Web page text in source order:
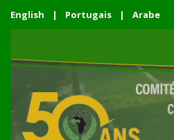
English | Portugais | Arabe